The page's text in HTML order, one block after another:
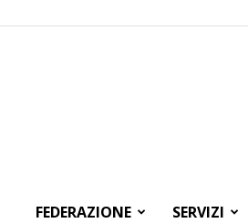
FEDERAZIONE SERVIZI